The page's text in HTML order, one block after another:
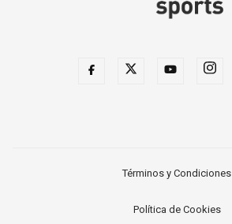
Términos y Condiciones
Política de Cookies